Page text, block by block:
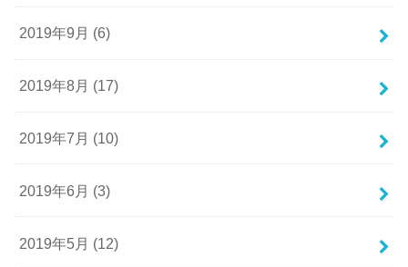
2019年9月 (6)
2019年8月 (17)
2019年7月 (10)
2019年6月 (3)
2019年5月 (12)